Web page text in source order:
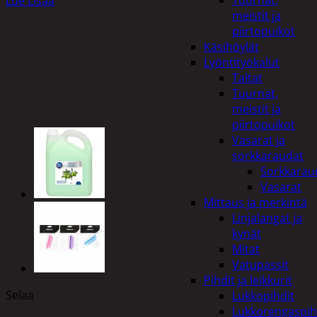
meistit ja
piirtopuikot
Käsihöylät
Lyöntityökalut
Taltat
Tuurnat,
meistit ja
piirtopuikot
Vasarat ja
sorkkaraudat
Vasarat
Mittaus ja merkintä
Linjalangat ja
kynät
Mitat
Vatupassit
Pihdit ja leikkurit
Lukkopihdit
Selaa